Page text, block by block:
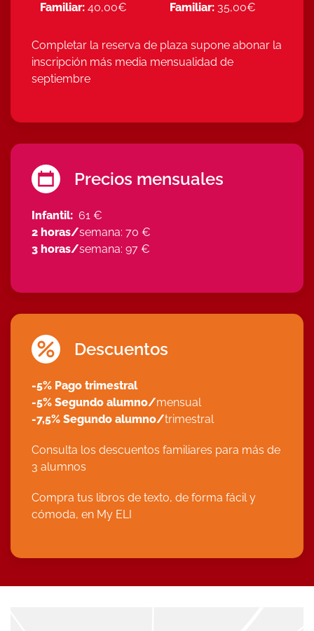
Familiar: 40,00€ Familiar: 35,00€
Completar la reserva de plaza supone abonar la
inscripción más media mensualidad de
septiembre
Precios mensuales
Infantil: 61 €
2 horas/semana: 70 €
3 horas/semana: 97 €
Descuentos
-5% Pago trimestral
-5% Segundo alumno/mensual
-7,5% Segundo alumno/trimestral
Consulta los descuentos familiares para más de
3 alumnos
Compra tus libros de texto, de forma fácil y
cómoda, en My ELI